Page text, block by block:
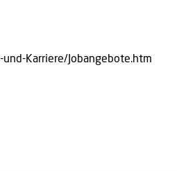
Karriere/Jobangebote.htm